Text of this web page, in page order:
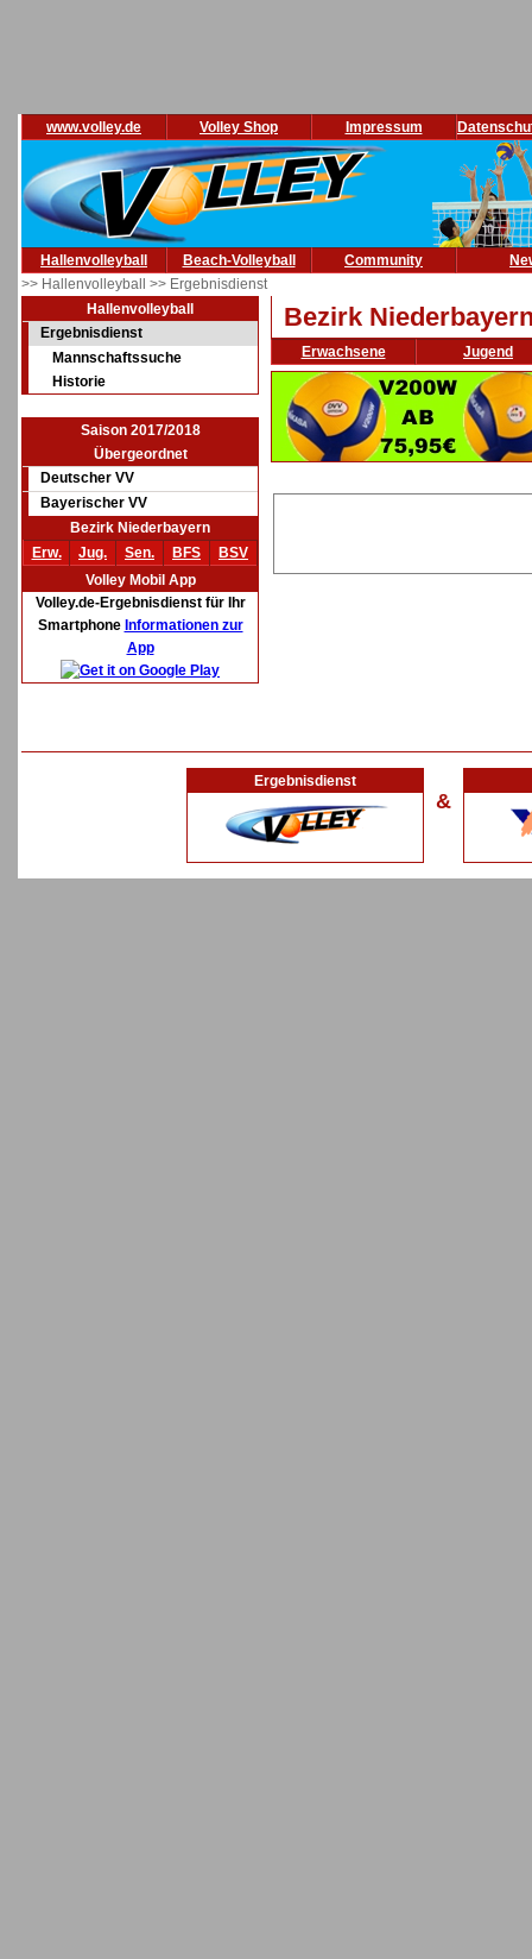
www.volley.de Volley Shop Impressum
Hallenvolleyball Beach-Volleyball Community
>> Hallenvolleyball >> Ergebnisdienst
Hallenvolleyball
Ergebnisdienst
Mannschaftssuche
Historie
Saison 2017/2018
Übergeordnet
Deutscher VV
Bayerischer VV
Bezirk Niederbayern
Erw.
Jug. Sen. BFS
BSV
Volley Mobil App
Volley.de-Ergebnisdienst für Ihr
Smartphone Informationen zur
App
Bezirk
Erwachsene Jugend
Ergebnisdienst
&